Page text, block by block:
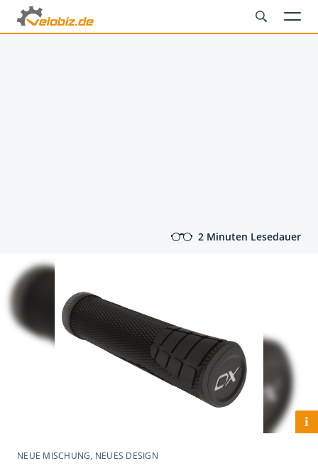
2 Minuten Lesedauer
i
NEUE MISCHUNG, NEUES DESIGN